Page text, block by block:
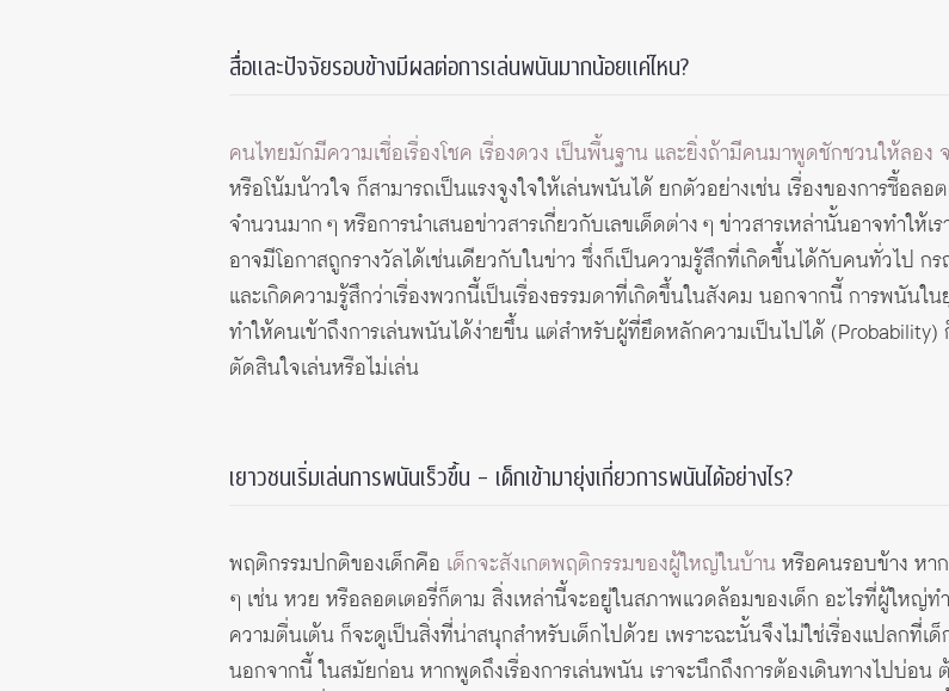
สื่อและปัจจัยรอบข้างมีผลต่อการเล่นพนันมากน้อยแค่ไหน?
คนไทยมักมีความเชื่อเรื่องโชค เรื่องดวง เป็นพื้นฐาน และยิ่งถ้ามีคนมาพูดชักชวนให้ลอง
หรือโน้มน้าวใจ ก็สามารถเป็นแรงจูงใจให้เล่นพนันได้ ยกตัวอย่างเช่น เรื่องของการซื้อล
จำนวนมาก ๆ หรือการนำเสนอข่าวสารเกี่ยวกับเลขเด็ดต่าง ๆ ข่าวสารเหล่านั้นอาจทำให้เร
อาจมีโอกาสถูกรางวัลได้เช่นเดียวกับในข่าว ซึ่งก็เป็นความรู้สึกที่เกิดขึ้นได้กับคนทั่วไป ก
และเกิดความรู้สึกว่าเรื่องพวกนี้เป็นเรื่องธรรมดาที่เกิดขึ้นในสังคม นอกจากนี้ การพนัน
ทำให้คนเข้าถึงการเล่นพนันได้ง่ายขึ้น แต่สำหรับผู้ที่ยึดหลักความเป็นไปได้
ตัดสินใจเล่นหรือไม่เล่น
เยาวชนเริ่มเล่นการพนันเร็วขึ้น – เด็กเข้ามายุ่งเกี่ยวการพนันได้อย่างไร?
พฤติกรรมปกติของเด็กคือ เด็กจะสังเกตพฤติกรรมของผู้ใหญ่ในบ้านหรือคนรอบข้าง หา
ๆ เช่น หวย หรือลอตเตอรี่ก็ตาม สิ่งเหล่านี้จะอยู่ในสภาพแวดล้อมของเด็ก อะไรที่ผู้ใหญ่
ความตื่นเต้น ก็จะดูเป็นสิ่งที่น่าสนุกสำหรับเด็กไปด้วย เพราะฉะนั้นจึงไม่ใช่เรื่องแปลกที่เ
นอกจากนี้ ในสมัยก่อน หากพูดถึงเรื่องการเล่นพนัน เราจะนึกถึงการต้องเดินทางไปบ่อน